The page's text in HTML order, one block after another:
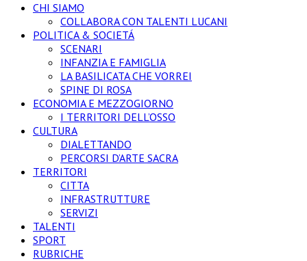
CHI SIAMO
COLLABORA CON TALENTI LUCANI
POLITICA & SOCIETÁ
SCENARI
INFANZIA E FAMIGLIA
LA BASILICATA CHE VORREI
SPINE DI ROSA
ECONOMIA E MEZZOGIORNO
I TERRITORI DELL’OSSO
CULTURA
DIALETTANDO
PERCORSI D’ARTE SACRA
TERRITORI
CITTA
INFRASTRUTTURE
SERVIZI
TALENTI
SPORT
RUBRICHE